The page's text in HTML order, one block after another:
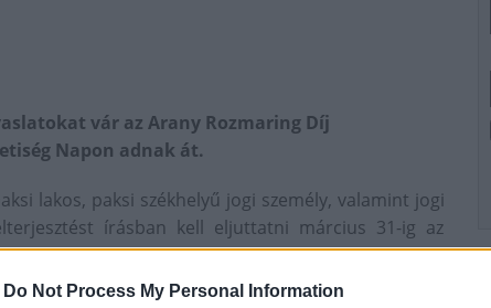
Do Not Process My Personal Information
vár az Arany Rozmaring Díj
Napon adnak át.
lakos, paksi székhelyű jogi személy, valamint jogi
írásban kell eljuttatni március 31-ig az
2.).
ami méltóvá teszi az elismerésre. A díjat a